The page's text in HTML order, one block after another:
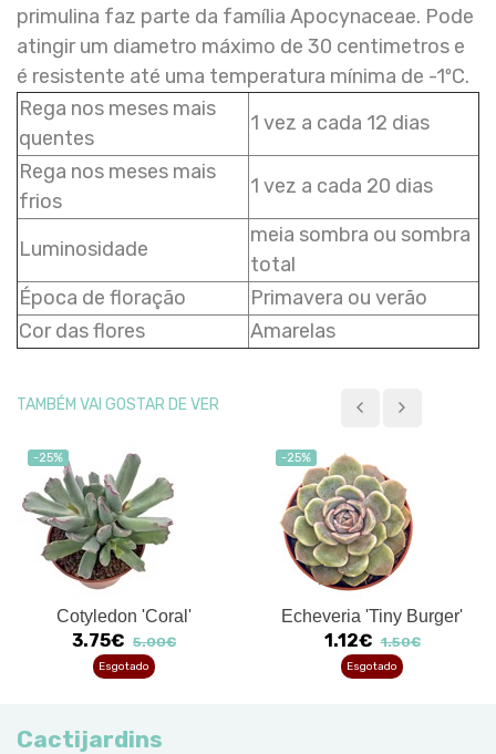
primulina faz parte da família Apocynaceae. Pode
atingir um diametro máximo de 30 centimetros e
é resistente até uma temperatura mínima de -1ºC.
Rega nos meses mais
quentes
1 vez a cada 12 dias
Rega nos meses mais
frios
1 vez a cada 20 dias
Luminosidade
meia sombra ou sombra
total
Época de floração
Primavera ou verão
Cor das flores
Amarelas
TAMBÉM VAI GOSTAR DE VER
-25%
Cotyledon 'Coral'
3.75€ 5.00€
Esgotado
-25%
Echeveria 'Tiny Burger'
1.12€ 1.50€
Esgotado
Cactijardins